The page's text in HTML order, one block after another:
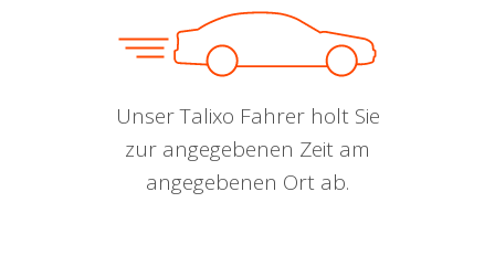
Unser Talixo Fahrer holt Sie
zur angegebenen Zeit am
angegebenen Ort ab.